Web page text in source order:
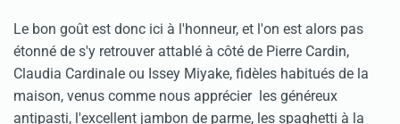
Le bon goût est donc ici à l'honneur, et l'on est alors pas
étonné de s'y retrouver attablé à côté de Pierre Cardin,
Claudia Cardinale ou Issey Miyake, fidèles habitués de la
maison, venus comme nous apprécier les généreux
antipasti, l'excellent jambon de parme, les spaghetti à la